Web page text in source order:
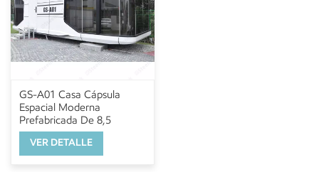
GS-A01 Casa Cápsula
Espacial Moderna
Prefabricada De 8,5
Metros
VER DETALLE